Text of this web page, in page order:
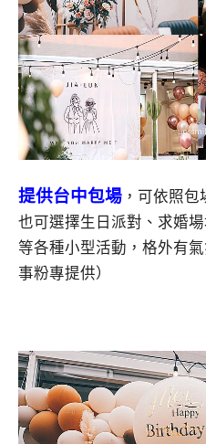
提供台中包場 ，可依照
也可選擇生日派對、求婚
等各種小型活動，格外有
事粉專提供）